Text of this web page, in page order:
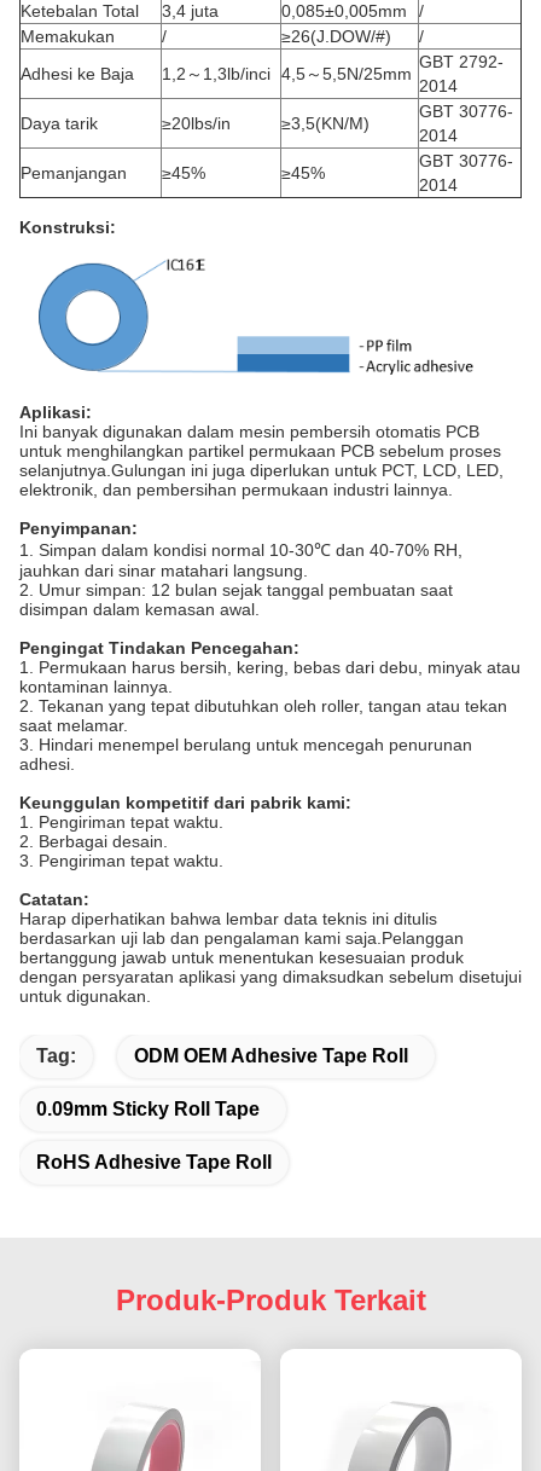
Ketebalan Total 3,4 juta 0,085±0,005mm
/
Memakukan
/ ≥26(J.DOW/#)
/
Adhesi ke Baja
1,2～1,3lb/inci 4,5～5,5N/25mm
GBT 2792-
2014
Daya tarik
≥20lbs/in ≥3,5(KN/M)
GBT 30776-
2014
Pemanjangan
≥45% ≥45%
GBT 30776-
2014
Konstruksi:
Aplikasi:
Ini banyak digunakan dalam mesin pembersih otomatis PCB
untuk menghilangkan partikel permukaan PCB sebelum proses
selanjutnya.Gulungan ini juga diperlukan untuk PCT, LCD, LED,
elektronik, dan pembersihan permukaan industri lainnya.
Penyimpanan:
1. Simpan dalam kondisi normal 10-30℃ dan 40-70% RH,
jauhkan dari sinar matahari langsung.
2. Umur simpan: 12 bulan sejak tanggal pembuatan saat
disimpan dalam kemasan awal.
Pengingat Tindakan Pencegahan:
1. Permukaan harus bersih, kering, bebas dari debu, minyak atau
kontaminan lainnya.
2. Tekanan yang tepat dibutuhkan oleh roller, tangan atau tekan
saat melamar.
3. Hindari menempel berulang untuk mencegah penurunan
adhesi.
Keunggulan kompetitif dari pabrik kami:
1. Pengiriman tepat waktu.
2. Berbagai desain.
3. Pengiriman tepat waktu.
Catatan:
Harap diperhatikan bahwa lembar data teknis ini ditulis
berdasarkan uji lab dan pengalaman kami saja.Pelanggan
bertanggung jawab untuk menentukan kesesuaian produk
dengan persyaratan aplikasi yang dimaksudkan sebelum disetujui
untuk digunakan.
Tag: ODM OEM Adhesive Tape Roll
0.09mm Sticky Roll Tape
RoHS Adhesive Tape Roll
Produk-Produk Terkait